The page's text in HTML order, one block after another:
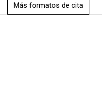
Más formatos de cita